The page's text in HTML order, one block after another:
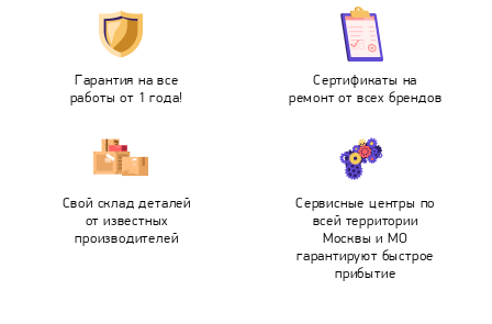
Гарантия на все
работы от 1 года!
Сертификаты на
ремонт от всех брендов
Свой склад деталей
от известных
производителей
Сервисные центры по
всей территории
Москвы и МО
гарантируют быстрое
прибытие